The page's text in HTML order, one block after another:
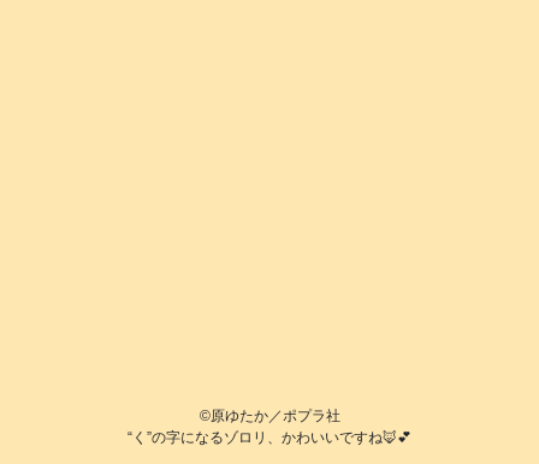
©️原ゆたか／ポプラ社
“く”の字になるゾロリ、かわいいですね🦊💕